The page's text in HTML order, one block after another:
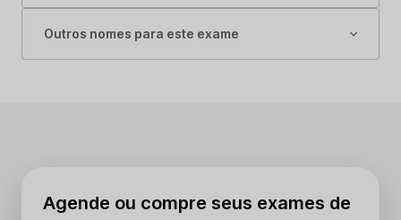
Outros nomes para este exame
Agende ou compre seus exames de